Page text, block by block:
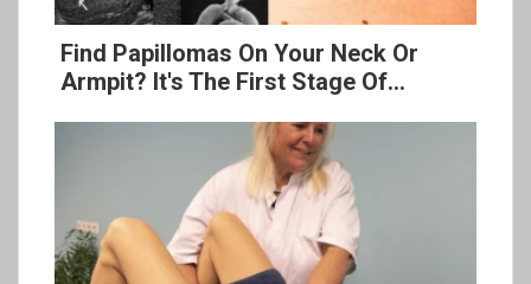
Find Papillomas On Your Neck Or
Armpit? It's The First Stage Of...